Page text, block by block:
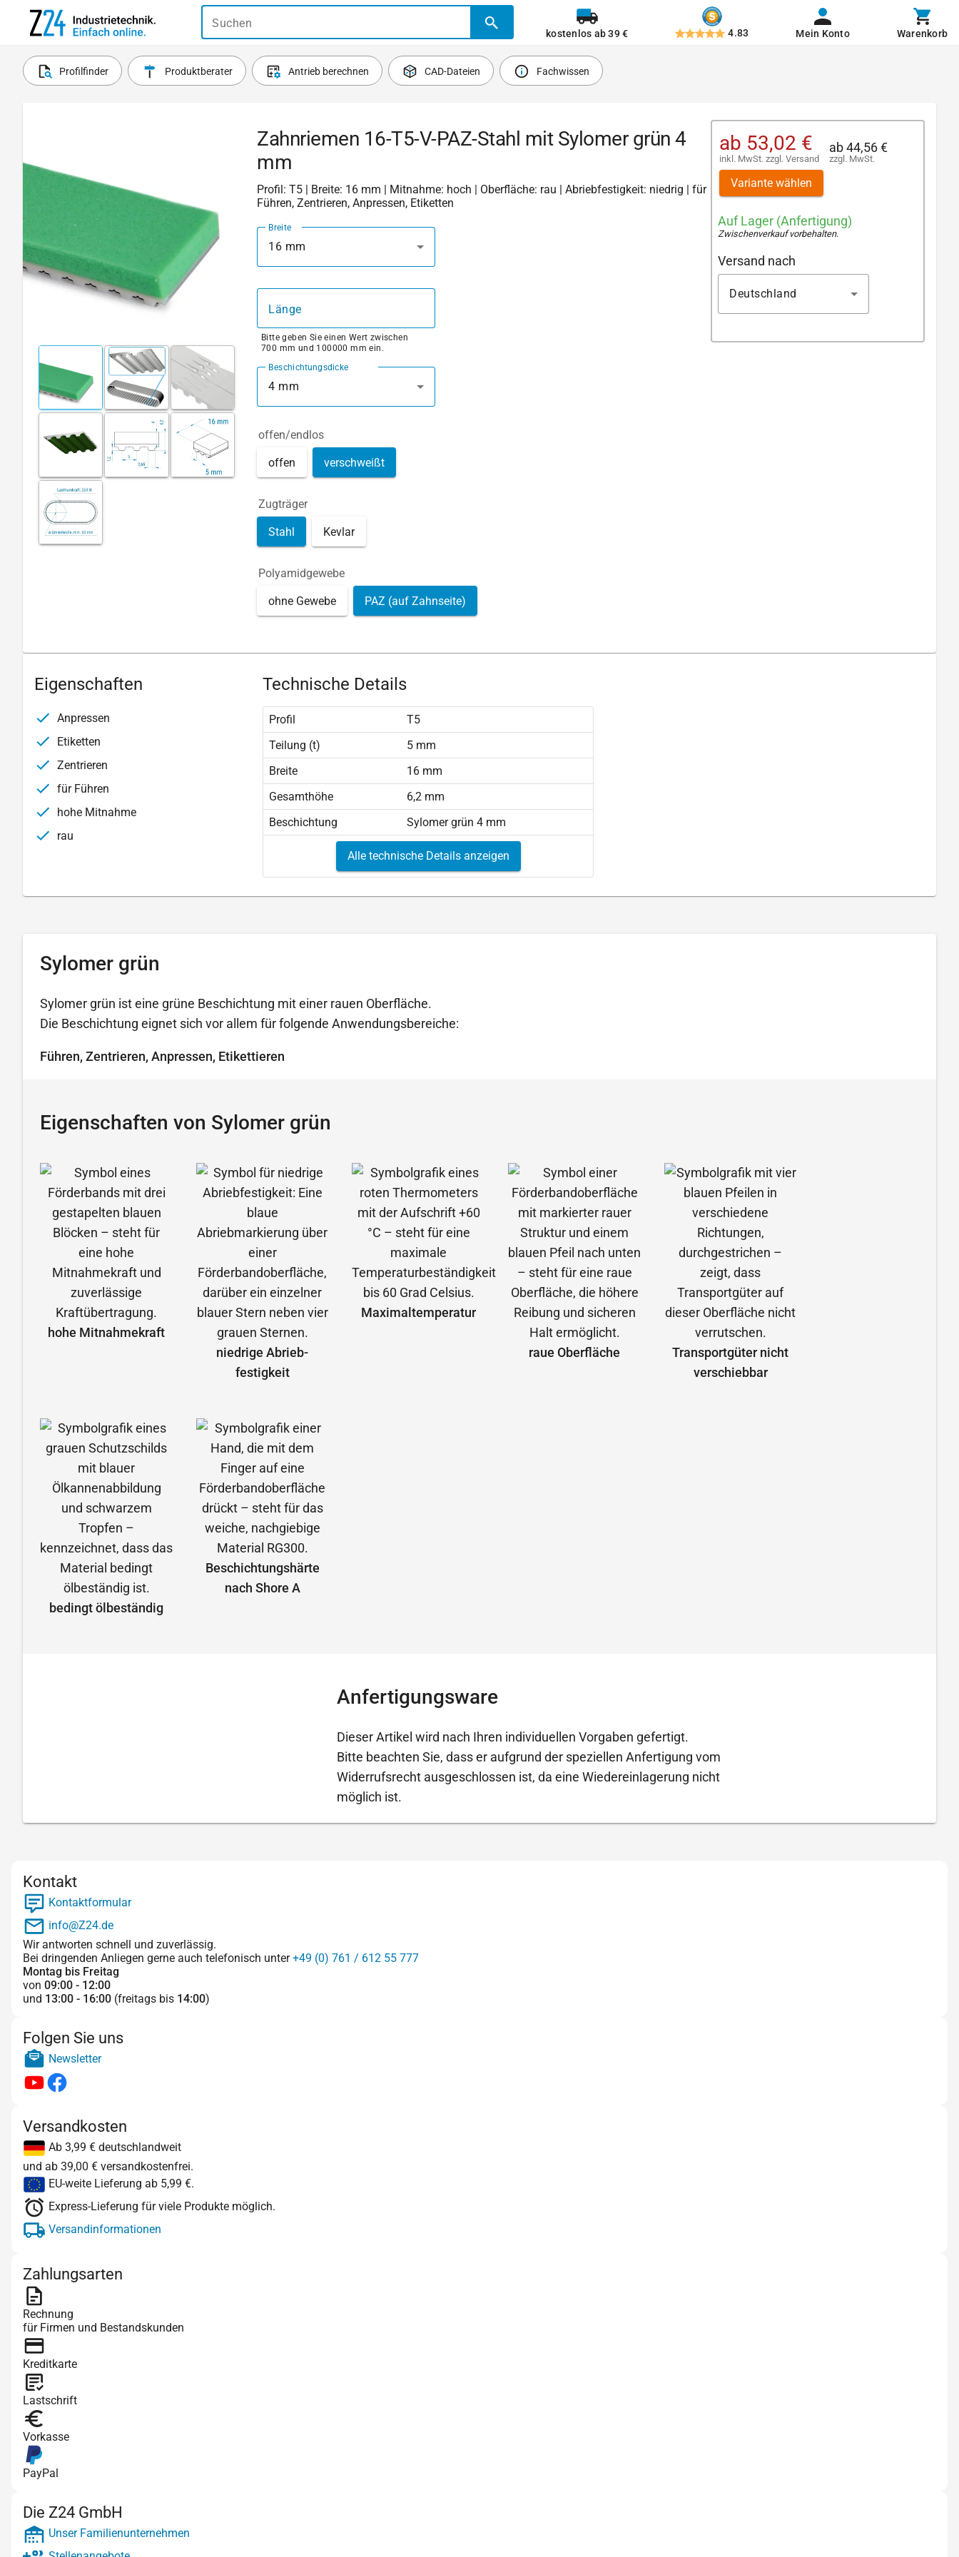
Suchen
kostenlos ab 39 € 4.83 Mein Konto Warenkorb
Profilfinder Produktberater Antrieb berechnen CAD-Dateien Fachwissen
Zahnriemen 16-T5-V-PAZ-Stahl mit Sylomer grün 4
mm
Profil: T5 | Breite: 16 mm | Mitnahme: hoch | Oberfläche: rau | Abriebfestigkeit: niedrig | für
Führen, Zentrieren, Anpressen, Etiketten
Breite
16 mm
Länge
Bitte geben Sie einen Wert zwischen
700 mm und 100000 mm ein.
Beschichtungsdicke
4 mm
offen/endlos
offen verschweißt
Zugträger
Stahl Kevlar
Polyamidgewebe
ohne Gewebe PAZ (auf Zahnseite)
ab 53,02 €
inkl. MwSt. zzgl. Versand
ab44,56 €
zzgl. MwSt.
Variante wählen
Auf Lager (Anfertigung)
Zwischenverkauf vorbehalten.
Versand nach
Deutschland
Eigenschaften
Anpressen
Etiketten
Zentrieren
für Führen
hohe Mitnahme
rau
Technische Details
Profil
T5
Teilung (t)
5 mm
Breite
16 mm
Gesamthöhe
6,2 mm
Beschichtung
Sylomer grün 4 mm
Alle technische Details anzeigen
Sylomer grün
Sylomer grün ist eine grüne Beschichtung mit einer rauen Oberfläche.
Die Beschichtung eignet sich vor allem für folgende Anwendungsbereiche:
Führen, Zentrieren, Anpressen, Etikettieren
Eigenschaften von Sylomer grün
hohe Mitnahmekraft
niedrige Abrieb­
festigkeit
Maximal­temperatur
raue Oberfläche
Transportgüter nicht
verschiebbar
bedingt ölbeständig
Beschichtungshärte
nach Shore A
Anfertigungsware
Dieser Artikel wird nach Ihren individuellen Vorgaben gefertigt.
Bitte beachten Sie, dass er aufgrund der speziellen Anfertigung vom
Widerrufsrecht ausgeschlossen ist, da eine Wiedereinlagerung nicht
möglich ist.
Kontakt
Kontaktformular
info@Z24.de
Wir antworten schnell und zuverlässig.
Bei dringenden Anliegen gerne auch telefonisch unter+49 (0) 761 / 612 55 777
Montag bis Freitag
von 09:00 - 12:00
und 13:00 - 16:00 (freitags bis 14:00)
Folgen Sie uns
Newsletter
Versandkosten
Ab 3,99 € deutschlandweit
und ab 39,00 € versandkostenfrei.
EU-weite Lieferung ab 5,99 €.
Express-Lieferung für viele Produkte möglich.
Versandinformationen
Zahlungsarten
Rechnung
für Firmen und Bestandskunden
Kreditkarte
Lastschrift
Vorkasse
PayPal
Die Z24 GmbH
Unser Familienunternehmen